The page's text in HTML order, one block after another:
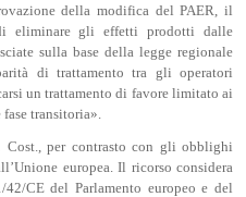
della modifica del PAER, il
eliminare gli effetti prodotti dalle
sulla base della legge regionale
di trattamento tra gli operatori
un trattamento di favore limitato ai
transitoria».
Cost., per contrasto con gli obblighi
europea. Il ricorso considera
CE del Parlamento europeo e del